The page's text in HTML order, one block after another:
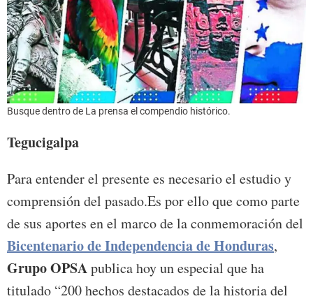
Busque dentro de La prensa el compendio histórico.
Tegucigalpa
Para entender el presente es necesario el estudio y
comprensión del pasado.Es por ello que como parte
de sus aportes en el marco de la conmemoración del
Bicentenario de Independencia de Honduras,
Grupo OPSApublica hoy un especial que ha
titulado “200 hechos destacados de la historia del